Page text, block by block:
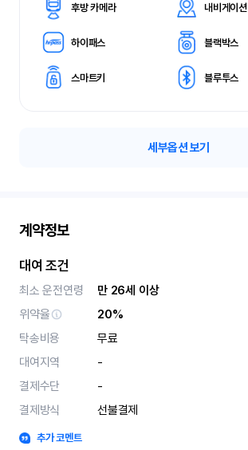
후방 카메라 내비게이션
하이패스 블랙박스
스마트키 블루투스
세부옵션 보기
계약정보
대여 조건
최소 운전연령
만 26세 이상
위약율
20%
탁송비용
무료
대여지역
-
결제수단
-
결제방식
선불결제
추가 코멘트